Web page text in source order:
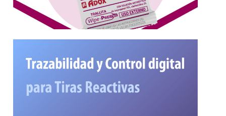
Software de control y trazabilidad automática
de tiras reactivas para medir la efectividad de
sus soluciones desinfectantes.